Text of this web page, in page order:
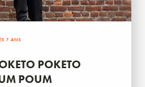
7 ANS
POKETO
POUM